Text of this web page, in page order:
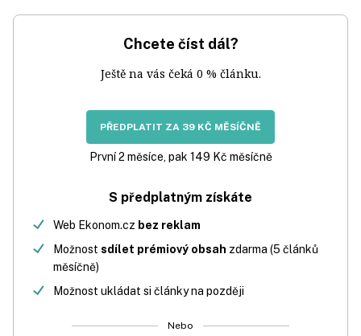
Chcete číst dál?
Ještě na vás čeká 0 % článku.
PŘEDPLATIT ZA 39 KČ MĚSÍČNĚ
První 2 měsíce, pak 149 Kč měsíčně
S předplatným získáte
Web Ekonom.cz bez reklam
Možnost sdílet prémiový obsah zdarma (5 článků
měsíčně)
Možnost ukládat si články na později
Nebo